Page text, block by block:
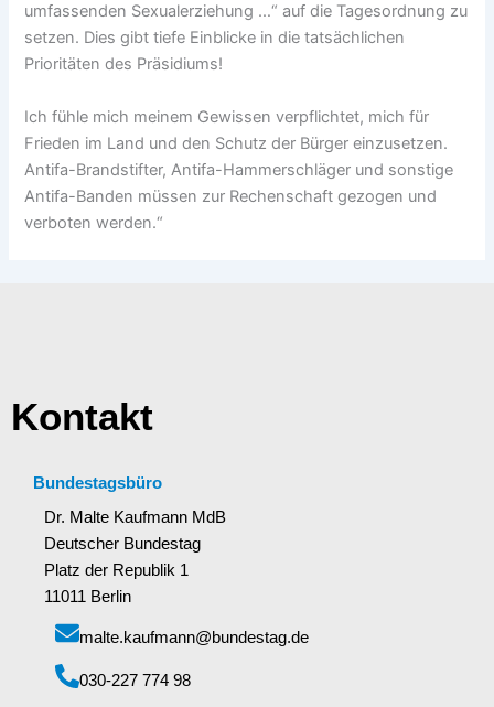
umfassenden Sexualerziehung …“ auf die Tagesordnung zu
setzen. Dies gibt tiefe Einblicke in die tatsächlichen
Prioritäten des Präsidiums!
Ich fühle mich meinem Gewissen verpflichtet, mich für
Frieden im Land und den Schutz der Bürger einzusetzen.
Antifa-Brandstifter, Antifa-Hammerschläger und sonstige
Antifa-Banden müssen zur Rechenschaft gezogen und
verboten werden.“
Kontakt
Bundestagsbüro
Dr. Malte Kaufmann MdB
Deutscher Bundestag
Platz der Republik 1
11011 Berlin
malte.kaufmann@bundestag.de
‭030-227 774 98‬